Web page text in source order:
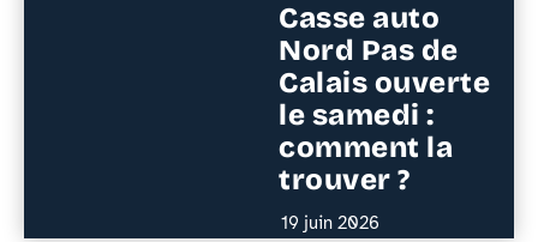
Casse auto
Nord Pas de
Calais ouverte
le samedi :
comment la
trouver ?
19 juin 2026